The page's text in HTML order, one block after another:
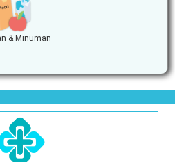
& Minuman